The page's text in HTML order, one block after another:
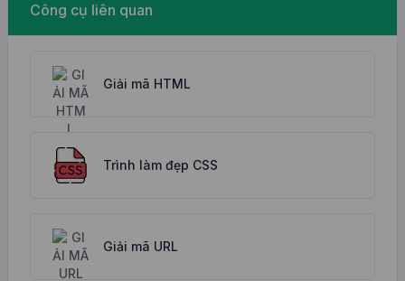
Công cụ liên quan
Giải mã HTML
Trình làm đẹp CSS
Giải mã URL